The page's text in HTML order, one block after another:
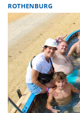
ROTHENBURG